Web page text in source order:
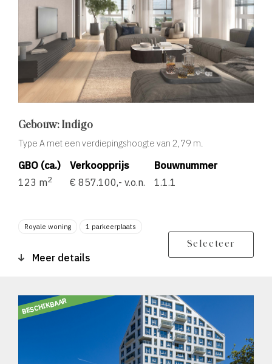
Gebouw: Indigo
Type A met een verdiepingshoogte van 2,79 m.
GBO (ca.)
123 m2
Verkoopprijs
€ 857.100,- v.o.n.
Bouwnummer
1.1.1
Royale woning 1 parkeerplaats
Meer details
Selecteer
BESCHIKBAAR